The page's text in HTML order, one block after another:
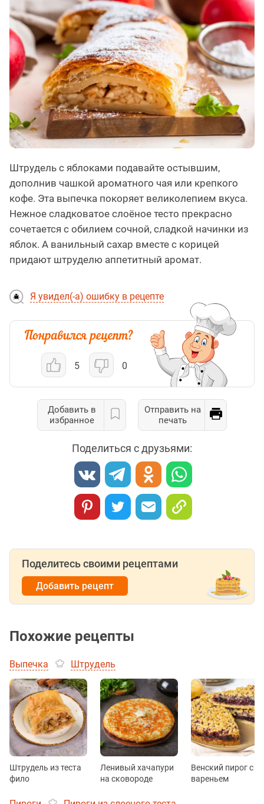
Штрудель с яблоками подавайте остывшим,
дополнив чашкой ароматного чая или крепкого
кофе. Эта выпечка покоряет великолепием вкуса.
Нежное сладковатое слоёное тесто прекрасно
сочетается с обилием сочной, сладкой начинки из
яблок. А ванильный сахар вместе с корицей
придают штруделю аппетитный аромат.
Я увидел(-а) ошибку в рецепте
5 0
Добавить в
избранное
Отправить на
печать
Поделиться с друзьями:
Поделитесь своими рецептами
Добавить рецепт
Похожие рецепты
Выпечка Штрудель
Штрудель из теста
фило
Ленивый хачапури
на сковороде
Венский пирог с
вареньем